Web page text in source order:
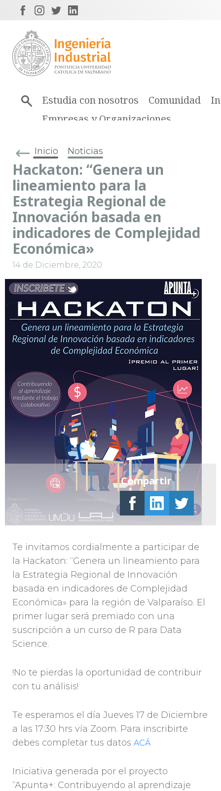
Estudia con nosotros Comunidad
Empresas y Organizaciones
Inicio Noticias
Hackaton: “Genera un
lineamiento para la
Estrategia Regional de
Innovación basada en
indicadores de Complejidad
Económica»
14 de Diciembre, 2020
Te invitamos cordialmente a participar de
la Hackaton: “Genera un lineamiento para
la Estrategia Regional de Innovación
basada en indicadores de Complejidad
Económica» para la región de Valparaíso. El
primer lugar será premiado con una
suscripción a un curso de R para Data
Science.
!No te pierdas la oportunidad de contribuir
con tu análisis!
Te esperamos el día Jueves 17 de Diciembre
a las 17:30 hrs vía Zoom. Para inscribirte
debes completar tus datos ACÁ
Iniciativa generada por el proyecto
“Apunta+: Contribuyendo al aprendizaje
Compartir